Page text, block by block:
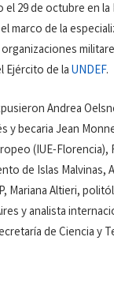
el 29 de octubre en
marco de la
Ejército de laUNDEF.
Andrea
y becaria Jean
(IUE-Florencia),
de Islas Malvinas,
Mariana Altieri,
y analista
de Ciencia y